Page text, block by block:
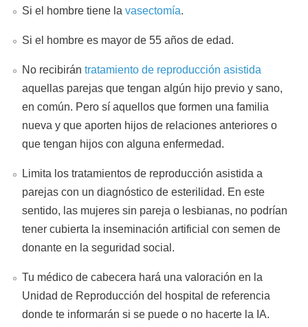
Si el hombre tiene la vasectomía.
Si el hombre es mayor de 55 años de edad.
No recibirán tratamiento de reproducción asistida
aquellas parejas que tengan algún hijo previo y sano,
en común. Pero sí aquellos que formen una familia
nueva y que aporten hijos de relaciones anteriores o
que tengan hijos con alguna enfermedad.
Limita los tratamientos de reproducción asistida a
parejas con un diagnóstico de esterilidad. En este
sentido, las mujeres sin pareja o lesbianas, no podrían
tener cubierta la inseminación artificial con semen de
donante en la seguridad social.
Tu médico de cabecera hará una valoración en la
Unidad de Reproducción del hospital de referencia
donde te informarán si se puede o no hacerte la IA.